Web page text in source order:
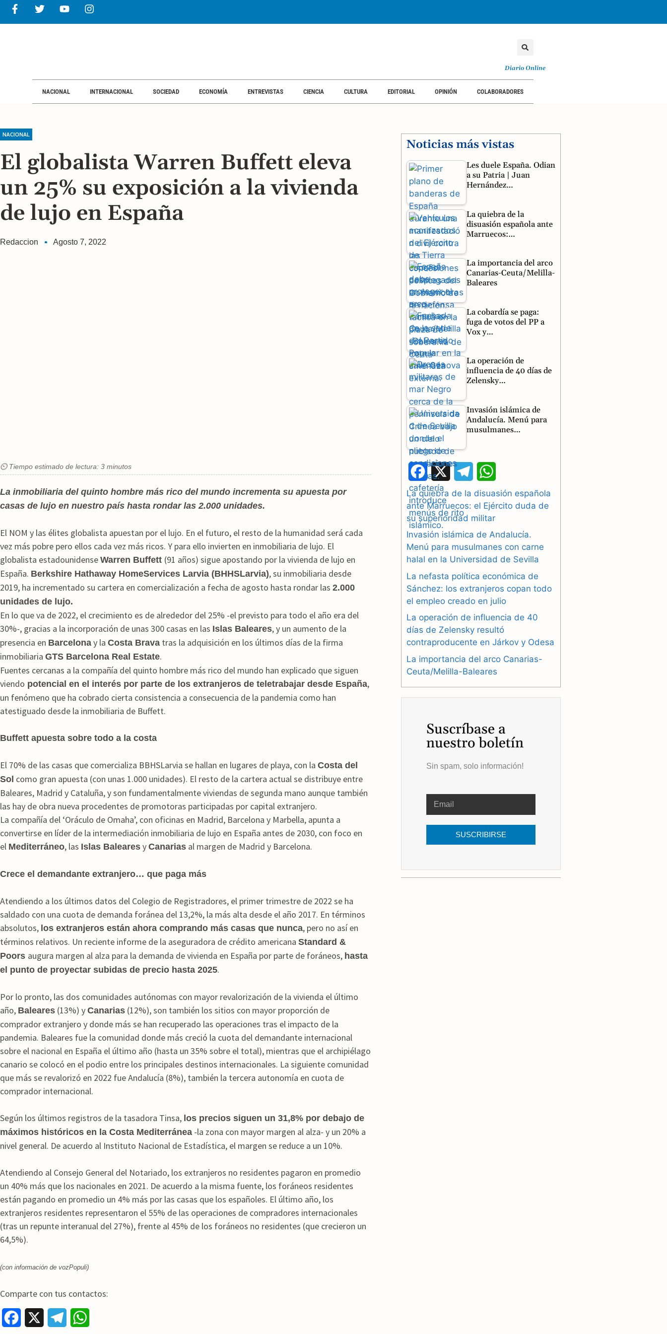
Diario Online
NACIONAL INTERNACIONAL SOCIEDAD ECONOMÍA ENTREVISTAS CIENCIA CULTURA EDITORIAL OPINIÓN COLABORADORES
NACIONAL
El globalista Warren Buffett eleva
un 25% su exposición a la vivienda
de lujo en España
Redaccion Agosto 7, 2022
⏲ Tiempo estimado de lectura: 3 minutos
La inmobiliaria del quinto hombre más rico del mundo incrementa su apuesta por
casas de lujo en nuestro país hasta rondar las 2.000 unidades.
El NOM y las élites globalista apuestan por el lujo. En el futuro, el resto de la humanidad será cada
vez más pobre pero ellos cada vez más ricos. Y para ello invierten en inmobiliaria de lujo. El
globalista estadounidense Warren Buffett (91 años) sigue apostando por la vivienda de lujo en
España. Berkshire Hathaway HomeServices Larvia (BHHSLarvia), su inmobiliaria desde
2019, ha incrementado su cartera en comercialización a fecha de agosto hasta rondar las 2.000
unidades de lujo.
En lo que va de 2022, el crecimiento es de alrededor del 25% -el previsto para todo el año era del
30%-, gracias a la incorporación de unas 300 casas en las Islas Baleares, y un aumento de la
presencia en Barcelona y la Costa Brava tras la adquisición en los últimos días de la firma
inmobiliaria GTS Barcelona Real Estate.
Fuentes cercanas a la compañía del quinto hombre más rico del mundo han explicado que siguen
viendo potencial en el interés por parte de los extranjeros de teletrabajar desde España,
un fenómeno que ha cobrado cierta consistencia a consecuencia de la pandemia como han
atestiguado desde la inmobiliaria de Buffett.
Buffett apuesta sobre todo a la costa
El 70% de las casas que comercializa BBHSLarvia se hallan en lugares de playa, con la Costa del
Sol como gran apuesta (con unas 1.000 unidades). El resto de la cartera actual se distribuye entre
Baleares, Madrid y Cataluña, y son fundamentalmente viviendas de segunda mano aunque también
las hay de obra nueva procedentes de promotoras participadas por capital extranjero.
La compañía del ‘Oráculo de Omaha’, con oficinas en Madrid, Barcelona y Marbella, apunta a
convertirse en líder de la intermediación inmobiliaria de lujo en España antes de 2030, con foco en
el Mediterráneo, las Islas Baleares y Canarias al margen de Madrid y Barcelona.
Crece el demandante extranjero… que paga más
Atendiendo a los últimos datos del Colegio de Registradores, el primer trimestre de 2022 se ha
saldado con una cuota de demanda foránea del 13,2%, la más alta desde el año 2017. En términos
absolutos, los extranjeros están ahora comprando más casas que nunca, pero no así en
términos relativos. Un reciente informe de la aseguradora de crédito americana Standard &
Poors augura margen al alza para la demanda de vivienda en España por parte de foráneos, hasta
el punto de proyectar subidas de precio hasta 2025.
Por lo pronto, las dos comunidades autónomas con mayor revalorización de la vivienda el último
año, Baleares (13%) y Canarias (12%), son también los sitios con mayor proporción de
comprador extranjero y donde más se han recuperado las operaciones tras el impacto de la
pandemia. Baleares fue la comunidad donde más creció la cuota del demandante internacional
sobre el nacional en España el último año (hasta un 35% sobre el total), mientras que el archipiélago
canario se colocó en el podio entre los principales destinos internacionales. La siguiente comunidad
que más se revalorizó en 2022 fue Andalucía (8%), también la tercera autonomía en cuota de
comprador internacional.
Según los últimos registros de la tasadora Tinsa, los precios siguen un 31,8% por debajo de
máximos históricos en la Costa Mediterránea -la zona con mayor margen al alza- y un 20% a
nivel general. De acuerdo al Instituto Nacional de Estadística, el margen se reduce a un 10%.
Atendiendo al Consejo General del Notariado, los extranjeros no residentes pagaron en promedio
un 40% más que los nacionales en 2021. De acuerdo a la misma fuente, los foráneos residentes
están pagando en promedio un 4% más por las casas que los españoles. El último año, los
extranjeros residentes representaron el 55% de las operaciones de compradores internacionales
(tras un repunte interanual del 27%), frente al 45% de los foráneos no residentes (que crecieron un
64,5%).
(con información de vozPopuli)
Comparte con tus contactos:
Noticias más vistas
Les duele España. Odian
a su Patria | Juan
Hernández…
La quiebra de la
disuasión española ante
Marruecos:…
La importancia del arco
Canarias-Ceuta/Melilla-
Baleares
La cobardía se paga:
fuga de votos del PP a
Vox y…
La operación de
influencia de 40 días de
Zelensky…
Invasión islámica de
Andalucía. Menú para
musulmanes…
a
c
e
b
o
o
k
e
l
g
r
a
m
h
a
s
A
p
p
La quiebra de la disuasión española
ante Marruecos: el Ejército duda de
su superioridad militar
Invasión islámica de Andalucía.
Menú para musulmanes con carne
halal en la Universidad de Sevilla
La nefasta política económica de
Sánchez: los extranjeros copan todo
el empleo creado en julio
La operación de influencia de 40
días de Zelensky resultó
contraproducente en Járkov y Odesa
La importancia del arco Canarias-
Ceuta/Melilla-Baleares
Suscríbase a
nuestro boletín
Sin spam, solo información!
SUSCRIBIRSE